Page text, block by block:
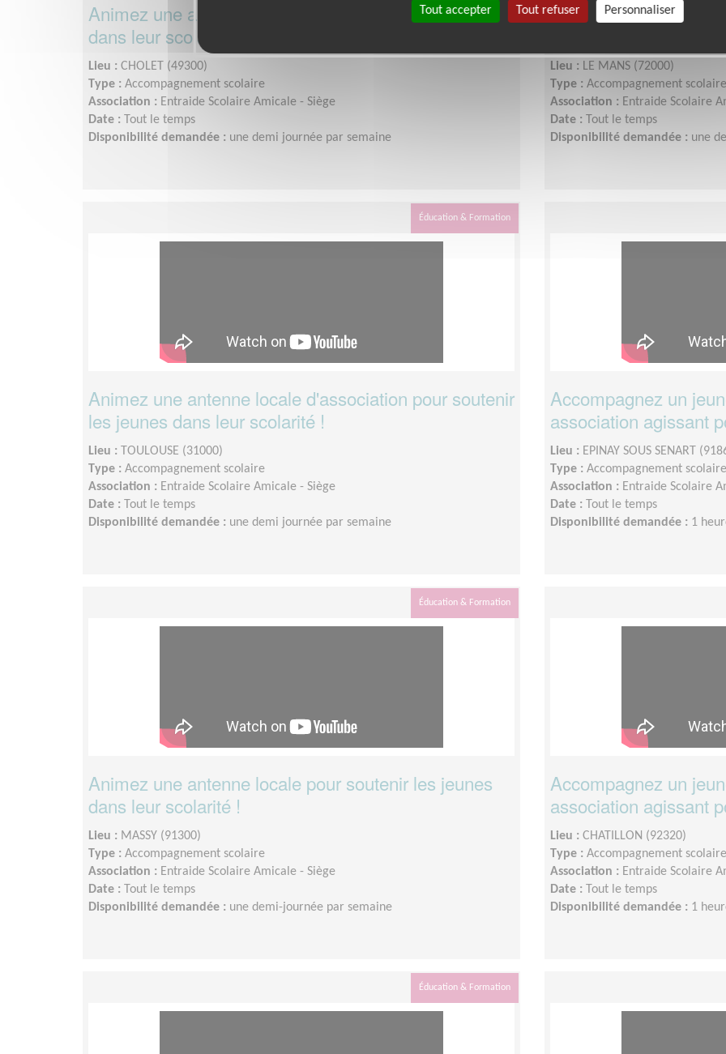
Animez une antenne locale pour soutenir les jeunes
dans leur scolarité !
Lieu : CHOLET (49300)
Type : Accompagnement scolaire
Association : Entraide Scolaire Amicale - Siège
Date : Tout le temps
Disponibilité demandée : une demi journée par semaine
Animez une antenne
Lieu : LE MANS (72000)
Type : Accompagnement scolaire
Association : Entraide Scolaire
Date : Tout le temps
Disponibilité demandée : une
Éducation & Formation
Animez une antenne locale d'association pour soutenir
les jeunes dans leur scolarité !
Lieu : TOULOUSE (31000)
Type : Accompagnement scolaire
Association : Entraide Scolaire Amicale - Siège
Date : Tout le temps
Disponibilité demandée : une demi journée par semaine
Accompagnez un
association agissant
Lieu : EPINAY SOUS SENART
Type : Accompagnement scolaire
Association : Entraide Scolaire
Date : Tout le temps
Disponibilité demandée : 1
Éducation & Formation
Animez une antenne locale pour soutenir les jeunes
dans leur scolarité !
Lieu : MASSY (91300)
Type : Accompagnement scolaire
Association : Entraide Scolaire Amicale - Siège
Date : Tout le temps
Disponibilité demandée : une demi-journée par semaine
Accompagnez un
association agissant
Lieu : CHATILLON (92320)
Type : Accompagnement scolaire
Association : Entraide Scolaire
Date : Tout le temps
Disponibilité demandée : 1
Éducation & Formation
Tout accepter Tout refuser Personnaliser